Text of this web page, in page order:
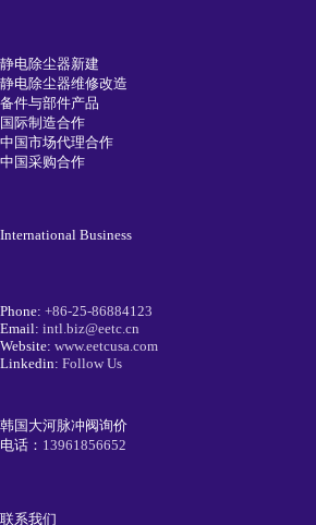
静电除尘器新建
静电除尘器维修改造
备件与部件产品
国际制造合作
中国市场代理合作
中国采购合作
International Business
Phone: +86-25-86884123
Email: intl.biz@eetc.cn
Website: www.eetcusa.com
Linkedin: Follow Us
韩国大河脉冲阀询价
电话： 13961856652
联系我们